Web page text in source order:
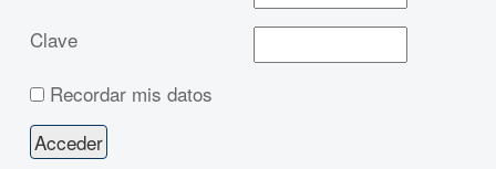
Clave
Recordar mis datos